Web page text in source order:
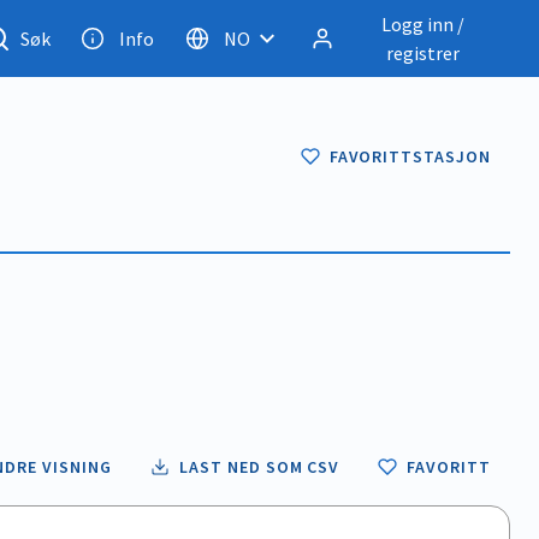
Søk Info NO
Logg inn /
registrer
FAVORITTSTASJON
VISNING LAST NED SOM CSV FAVORITT